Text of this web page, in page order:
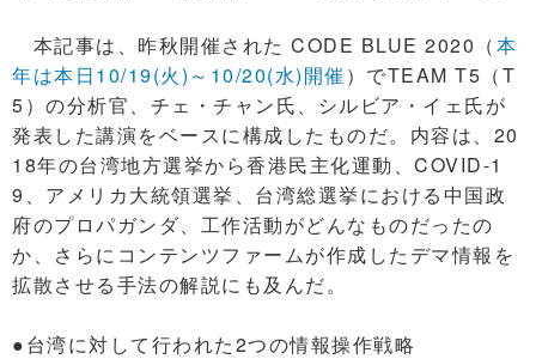
本記事は、昨秋開催された CODE BLUE 2020（本
年は本日10/19(火)～10/20(水)開催 ）でTEAM T5（T
5）の分析官、チェ・チャン氏、シルビア・イェ氏が
発表した講演をベースに構成したものだ。内容は、20
18年の台湾地方選挙から香港民主化運動、COVID-1
9、アメリカ大統領選挙、台湾総選挙における中国政
府のプロパガンダ、工作活動がどんなものだったの
か、さらにコンテンツファームが作成したデマ情報を
拡散させる手法の解説にも及んだ。
●台湾に対して行われた2つの情報操作戦略